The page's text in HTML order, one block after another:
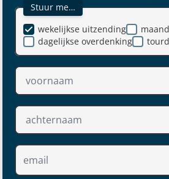
Stuur me…
dagelijkse overdenking
wekelijkse uitzending